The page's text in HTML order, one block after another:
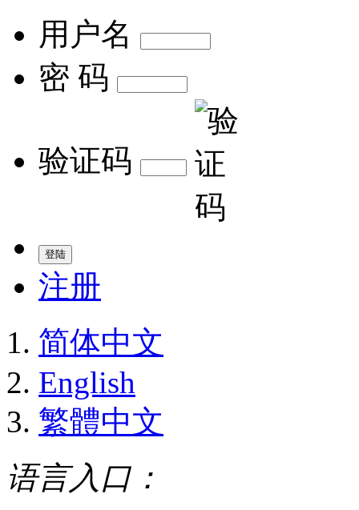
用户名
密 码
验证码
注册
简体中文
English
繁體中文
语言入口：